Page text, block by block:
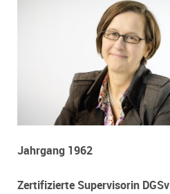
Jahrgang 1962
Zertifizierte Supervisorin DGSv